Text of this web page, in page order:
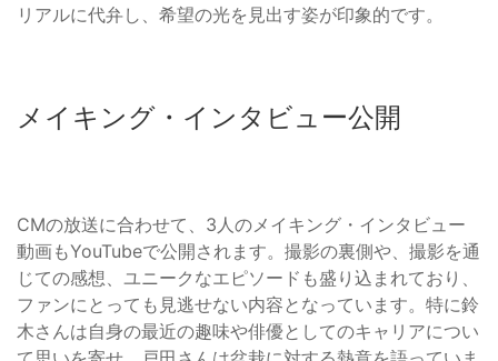
リアルに代弁し、希望の光を見出す姿が印象的です。
メイキング・インタビュー公開
CMの放送に合わせて、3人のメイキング・インタビュー
動画もYouTubeで公開されます。撮影の裏側や、撮影を通
じての感想、ユニークなエピソードも盛り込まれており、
ファンにとっても見逃せない内容となっています。特に鈴
木さんは自身の最近の趣味や俳優としてのキャリアについ